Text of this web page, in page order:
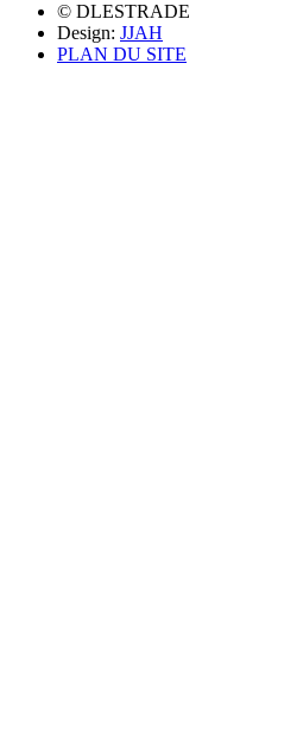
© DLESTRADE
Design: JJAH
PLAN DU SITE